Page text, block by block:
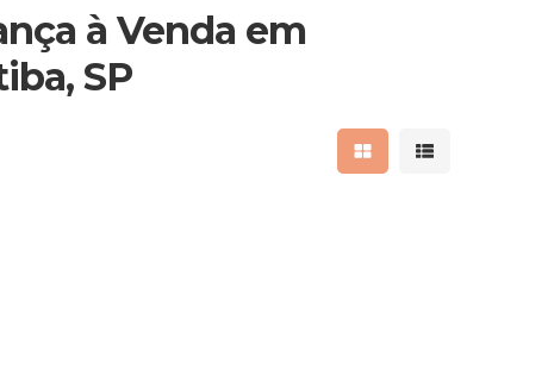
à Venda em
SP
Mostrar resultados
Mostrar